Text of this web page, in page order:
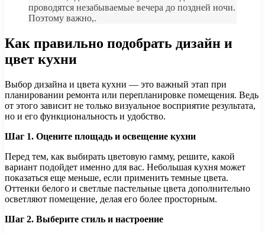
проводятся незабываемые вечера до поздней ночи.
Поэтому важно,.
Как правильно подобрать дизайн и
цвет кухни
Выбор дизайна и цвета кухни — это важный этап при
планировании ремонта или перепланировке помещения. Ведь
от этого зависит не только визуальное восприятие результата,
но и его функциональность и удобство.
Шаг 1. Оцените площадь и освещение кухни
Перед тем, как выбирать цветовую гамму, решите, какой
вариант подойдет именно для вас. Небольшая кухня может
показаться еще меньше, если применить темные цвета.
Оттенки белого и светлые пастельные цвета дополнительно
осветляют помещение, делая его более просторным.
Шаг 2. Выберите стиль и настроение